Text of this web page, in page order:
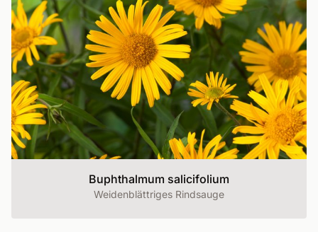
Buphthalmum salicifolium
Weidenblättriges Rindsauge